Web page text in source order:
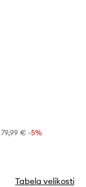
79,99 € -5%
Tabela velikosti